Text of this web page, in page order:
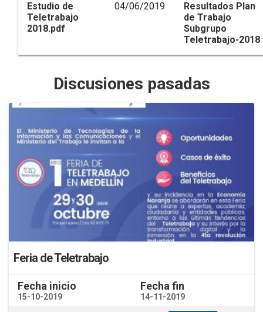
Estudio de
Teletrabajo
2018.pdf
04/06/2019
Resultados Plan
de Trabajo
Subgrupo
Teletrabajo-2018
Discusiones pasadas
Feria de Teletrabajo
Fecha inicio
15-10-2019
Fecha fin
14-11-2019